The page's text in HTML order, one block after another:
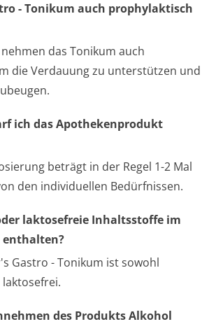
- Tonikum auch prophylaktisch
nehmen das Tonikum auch
die Verdauung zu unterstützen und
ich das Apothekenprodukt
beträgt in der Regel 1-2 Mal
den individuellen Bedürfnissen.
laktosefreie Inhaltsstoffe im
enthalten?
Gastro - Tonikum ist sowohl
des Produkts Alkohol